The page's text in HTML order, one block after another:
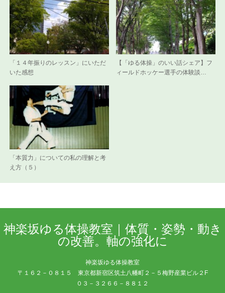
「１４年振りのレッスン」にいただ
いた感想
【「ゆる体操」のいい話シェア】フ
ィールドホッケー選手の体験談…
「本質力」についての私の理解と考
え方（５）
神楽坂ゆる体操教室｜体質・姿勢・動き
の改善。軸の強化に
神楽坂ゆる体操教室
〒１６２－０８１５ 東京都新宿区筑土八幡町２－５梅野産業ビル２F
０３－３２６６－８８１２